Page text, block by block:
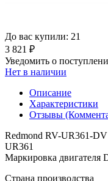
До вас купили: 21
3 821 ₽
Уведомить о
Нет в наличии
Описание
Характеристики
Отзывы
Redmond RV-UR361-DV
Маркировка двигателя
Страна производства